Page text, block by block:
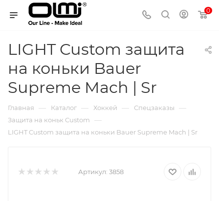
0
LIGHT Custom защита
на коньки Bauer
Supreme Mach | Sr
Главная — Каталог — Хоккей — Спецзаказы —
Защита на коньк Custom —
LIGHT Custom защита на коньки Bauer Supreme Mach | Sr
Артикул: 3858